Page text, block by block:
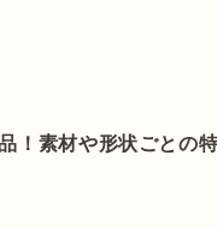
！素材や形状ごとの